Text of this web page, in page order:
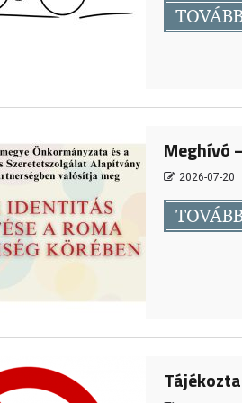
Meghívó
2026-07-20